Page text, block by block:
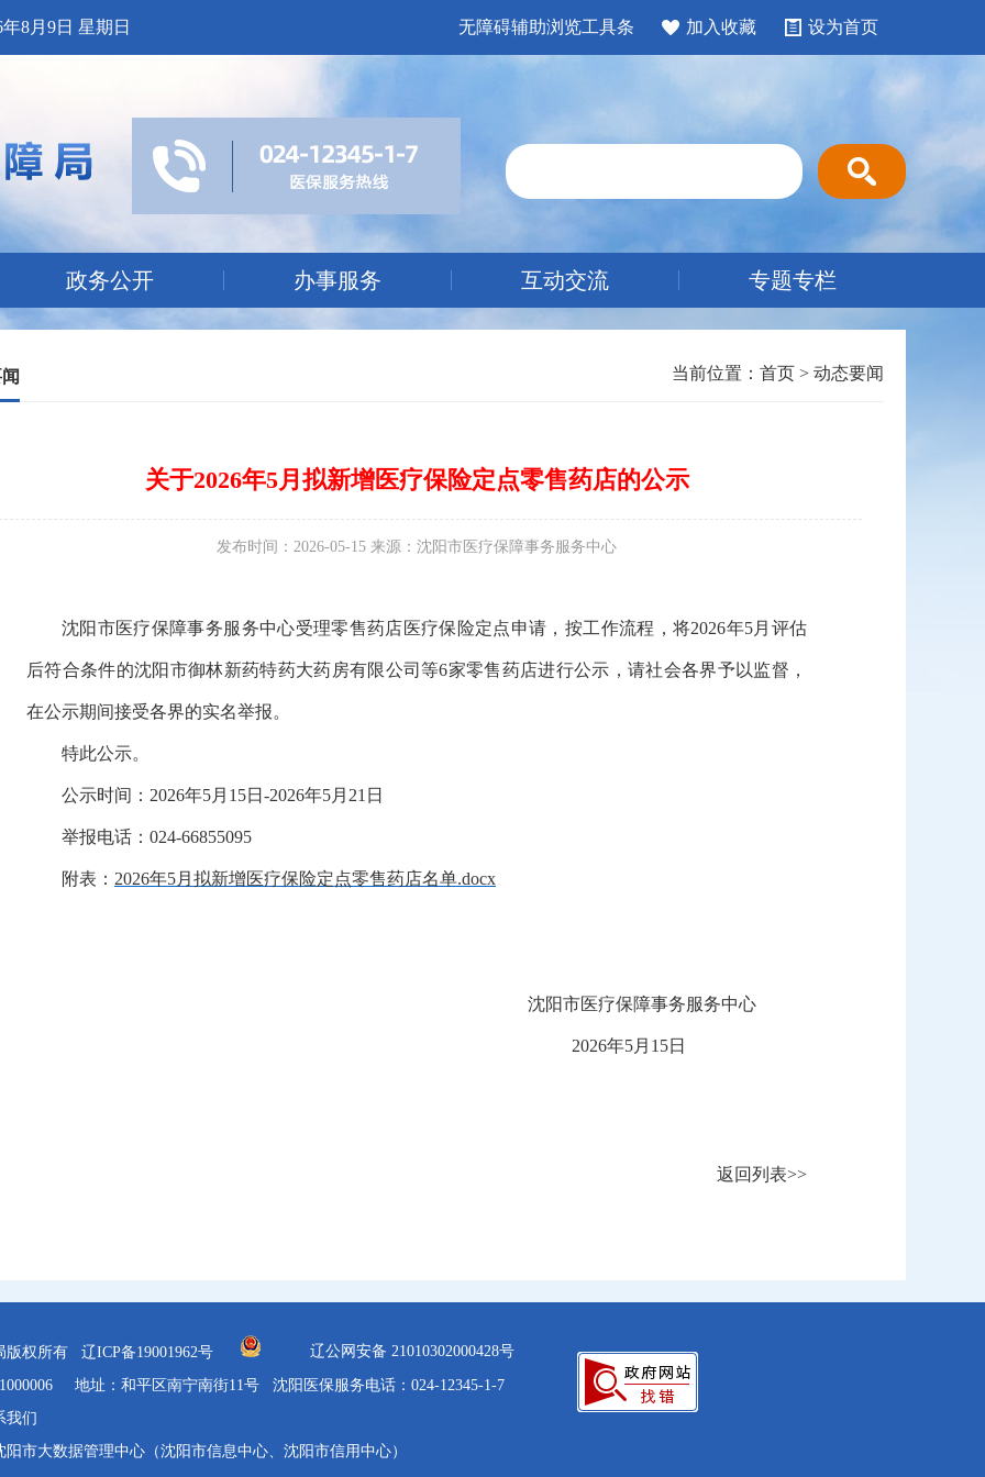
年8月9日 星期日 无障碍辅助浏览工具条 加入收藏 设为首页
政务公开 办事服务 互动交流 专题专栏
当前位置： 首页 > 动态要闻
关于2026年5月拟新增医疗保险定点零售药店的公示
发布时间：2026-05-15 来源：沈阳市医疗保障事务服务中心
沈阳市医疗保障事务服务中心受理零售药店医疗保险定点申请，按工作流程，将2026年5月评估
后符合条件的沈阳市御林新药特药大药房有限公司等6家零售药店进行公示，请社会各界予以监督，
在公示期间接受各界的实名举报。
特此公示。
公示时间：2026年5月15日-2026年5月21日
举报电话：024-66855095
附表： 2026年5月拟新增医疗保险定点零售药店名单.docx
沈阳市医疗保障事务服务中心
2026年5月15日
返回列表>>
版权所有 辽ICP备19001962号 辽公网安备 21010302000428号
地址：和平区南宁南街11号 沈阳医保服务电话：024-12345-1-7
我们
市大数据管理中心（沈阳市信息中心、沈阳市信用中心）